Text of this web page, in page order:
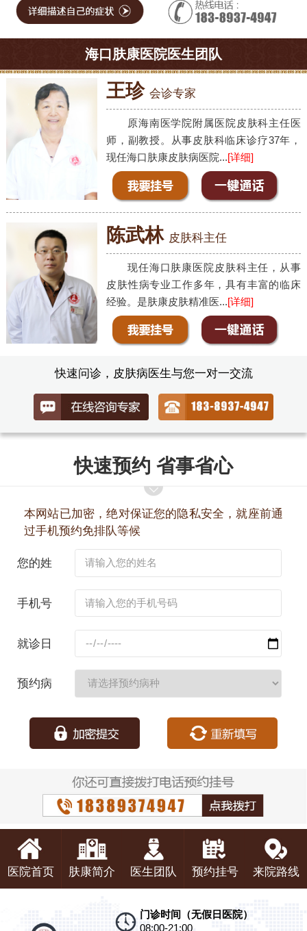
海口肤康医院医生团队
王珍 会诊专家
原海南医学院附属医院皮肤科主任医
师，副教授。从事皮肤科临床诊疗37年，
现任海口肤康皮肤病医院...[详细]
陈武林 皮肤科主任
现任海口肤康医院皮肤科主任，从事
皮肤性病专业工作多年，具有丰富的临床
经验。是肤康皮肤精准医...[详细]
快速问诊，皮肤病医生与您一对一交流
快速预约 省事省心
本网站已加密，绝对保证您的隐私安全，就座前通
过手机预约免排队等候
您的姓
手机号
就诊日
预约病
医院首页 肤康简介 医生团队 预约挂号 来院路线
门诊时间（无假日医院）
08:00-21:00